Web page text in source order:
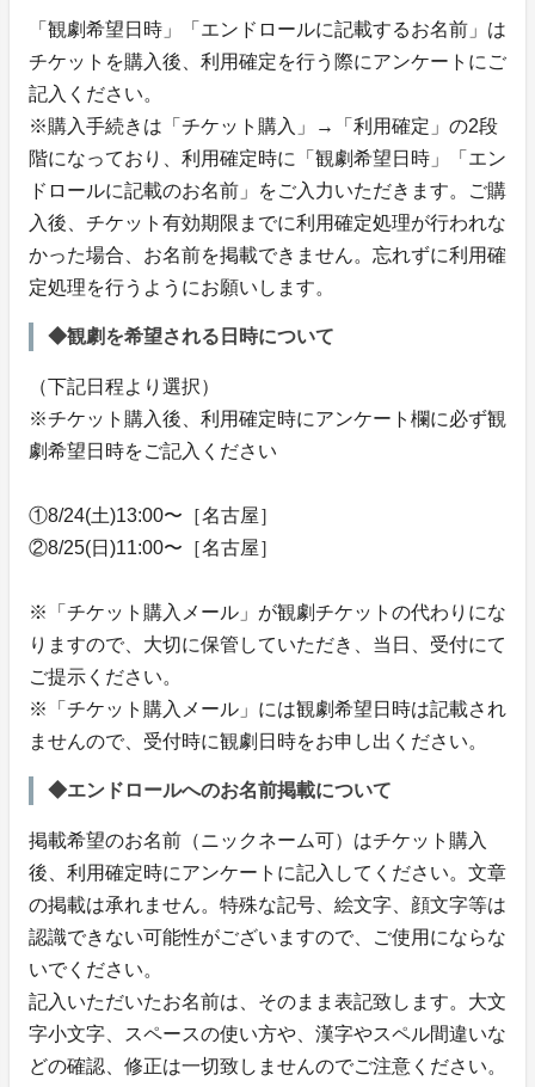
「観劇希望日時」「エンドロールに記載するお名前」は
チケットを購入後、利用確定を行う際にアンケートにご
記入ください。
※購入手続きは「チケット購入」→「利用確定」の2段
階になっており、利用確定時に「観劇希望日時」「エン
ドロールに記載のお名前」をご入力いただきます。ご購
入後、チケット有効期限までに利用確定処理が行われな
かった場合、お名前を掲載できません。忘れずに利用確
定処理を行うようにお願いします。
◆観劇を希望される日時について
（下記日程より選択）
※チケット購入後、利用確定時にアンケート欄に必ず観
劇希望日時をご記入ください
①8/24(土)13:00〜［名古屋］
②8/25(日)11:00〜［名古屋］
※「チケット購入メール」が観劇チケットの代わりにな
りますので、大切に保管していただき、当日、受付にて
ご提示ください。
※「チケット購入メール」には観劇希望日時は記載され
ませんので、受付時に観劇日時をお申し出ください。
◆エンドロールへのお名前掲載について
掲載希望のお名前（ニックネーム可）はチケット購入
後、利用確定時にアンケートに記入してください。文章
の掲載は承れません。特殊な記号、絵文字、顔文字等は
認識できない可能性がございますので、ご使用にならな
いでください。
記入いただいたお名前は、そのまま表記致します。大文
字小文字、スペースの使い方や、漢字やスペル間違いな
どの確認、修正は一切致しませんのでご注意ください。